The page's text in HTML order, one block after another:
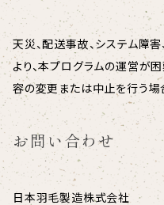
天災、配送事故、システム障
より、本プログラムの運営が
容の変更または中止を行う場
お問い合わせ
日本羽毛製造株式会社